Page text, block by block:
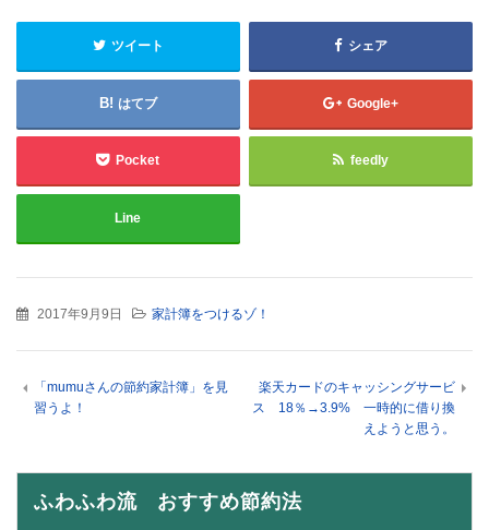
ツイート シェア
はてブ Google+
Pocket feedly
Line
2017年9月9日 家計簿をつけるゾ！
「mumuさんの節約家計簿」を見
習うよ！
楽天カードのキャッシングサービ
ス 18％→3.9% 一時的に借り換
えようと思う。
ふわふわ流 おすすめ節約法